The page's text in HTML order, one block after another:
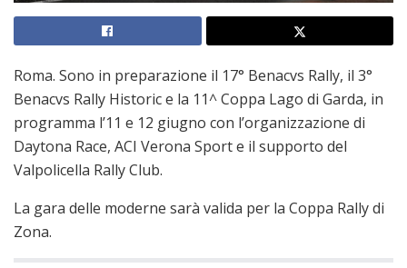
Roma. Sono in preparazione il 17° Benacvs Rally, il 3°
Benacvs Rally Historic e la 11^ Coppa Lago di Garda, in
programma l’11 e 12 giugno con l’organizzazione di
Daytona Race, ACI Verona Sport e il supporto del
Valpolicella Rally Club.
La gara delle moderne sarà valida per la Coppa Rally di
Zona.